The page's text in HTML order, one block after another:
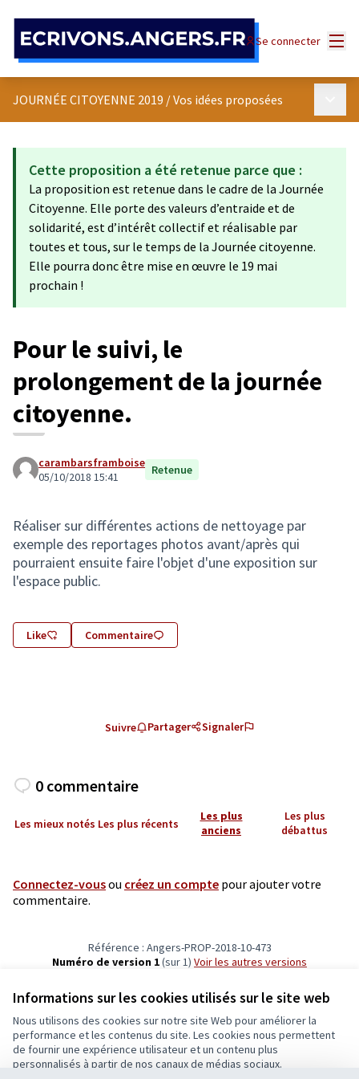
Informations sur les cookies utilisés sur le site web
Nous utilisons des cookies sur notre site Web pour améliorer la
performance et les contenus du site. Les cookies nous permettent
de fournir une expérience utilisateur et un contenu plus
personnalisés à partir de nos canaux de médias sociaux.
Se connecter
JOURNÉE CITOYENNE 2019 /Vos idées proposées
Cette proposition a été retenue parce que :
La proposition est retenue dans le cadre de la Journée
Citoyenne. Elle porte des valeurs d’entraide et de
solidarité, est d’intérêt collectif et réalisable par
toutes et tous, sur le temps de la Journée citoyenne.
Elle pourra donc être mise en œuvre le 19 mai
prochain !
Pour le suivi, le
prolongement de la journée
citoyenne.
carambarsframboise
05/10/2018 15:41
Retenue
Réaliser sur différentes actions de nettoyage par
exemple des reportages photos avant/après qui
pourraient ensuite faire l'objet d'une exposition sur
l'espace public.
Like Commentaire
Suivre Partager Signaler
0 commentaire
Les mieux notés Les plus récents
Les plus
anciens
Les plus
débattus
Connectez-vousou créez un compte pour ajouter votre
commentaire.
Référence : Angers-PROP-2018-10-473
Numéro de version 1(sur 1)
voir les autres versions
Conditions d'utilisation
Paramètres des cookies
Ecrivons Angers sur X
Ecrivons Angers sur Facebook